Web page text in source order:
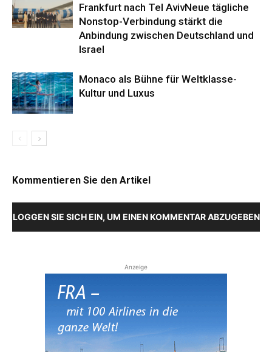
Frankfurt nach Tel AvivNeue tägliche
Nonstop-Verbindung stärkt die
Anbindung zwischen Deutschland und
Israel
Monaco als Bühne für Weltklasse-
Kultur und Luxus
Kommentieren Sie den Artikel
LOGGEN SIE SICH EIN, UM EINEN KOMMENTAR ABZUGEBEN
Anzeige